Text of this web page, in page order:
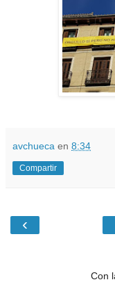
avchueca en 8:34
Compartir
‹
Con